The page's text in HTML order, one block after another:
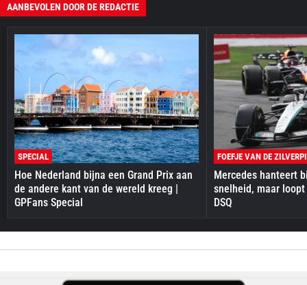
AANBEVOLEN DOOR DE REDACTIE
SPECIAL
Hoe Nederland bijna een Grand Prix aan
de andere kant van de wereld kreeg |
GPFans Special
FOEFJE VAN DE
Mercedes hanteert
snelheid, maar
DSQ